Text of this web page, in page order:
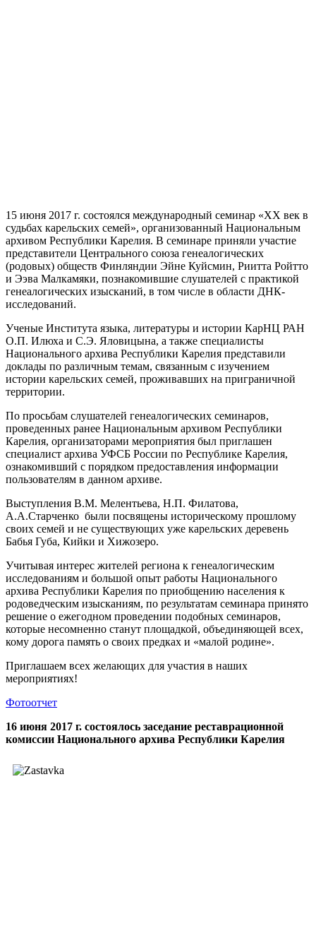
15 июня 2017 г. состоялся международный семинар «XX век в
судьбах карельских семей», организованный Национальным
архивом Республики Карелия. В семинаре приняли участие
представители Центрального союза генеалогических
(родовых) обществ Финляндии Эйне Куйсмин, Риитта Ройтто
и Ээва Малкамяки, познакомившие слушателей с практикой
генеалогических изысканий, в том числе в области ДНК-
исследований.
Ученые Института языка, литературы и истории КарНЦ РАН
О.П. Илюха и С.Э. Яловицына, а также специалисты
Национального архива Республики Карелия представили
доклады по различным темам, связанным с изучением
истории карельских семей, проживавших на приграничной
территории.
По просьбам слушателей генеалогических семинаров,
проведенных ранее Национальным архивом Республики
Карелия, организаторами мероприятия был приглашен
специалист архива УФСБ России по Республике Карелия,
ознакомивший с порядком предоставления информации
пользователям в данном архиве.
Выступления В.М. Мелентьева, Н.П. Филатова,
А.А.Старченко были посвящены историческому прошлому
своих семей и не существующих уже карельских деревень
Бабья Губа, Кийки и Хижозеро.
Учитывая интерес жителей региона к генеалогическим
исследованиям и большой опыт работы Национального
архива Республики Карелия по приобщению населения к
родоведческим изысканиям, по результатам семинара принято
решение о ежегодном проведении подобных семинаров,
которые несомненно станут площадкой, объединяющей всех,
кому дорога память о своих предках и «малой родине».
Приглашаем всех желающих для участия в наших
мероприятиях!
Фотоотчет
16 июня 2017 г. состоялось заседание реставрационной
комиссии Национального архива Республики Карелия